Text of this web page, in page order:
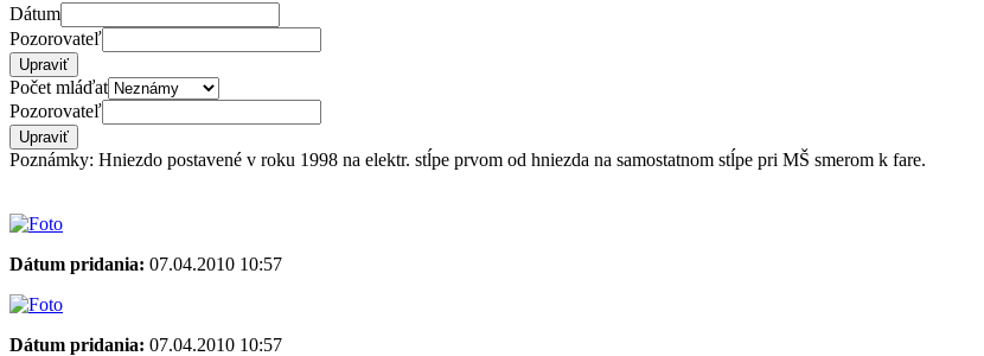
Dátum
Pozorovateľ
Počet mláďat
Pozorovateľ
Poznámky: Hniezdo postavené v roku 1998 na elektr. stĺpe prvom od hniezda na samostatnom stĺpe pri MŠ smerom k fare.
Dátum pridania: 07.04.2010 10:57
Dátum pridania: 07.04.2010 10:57